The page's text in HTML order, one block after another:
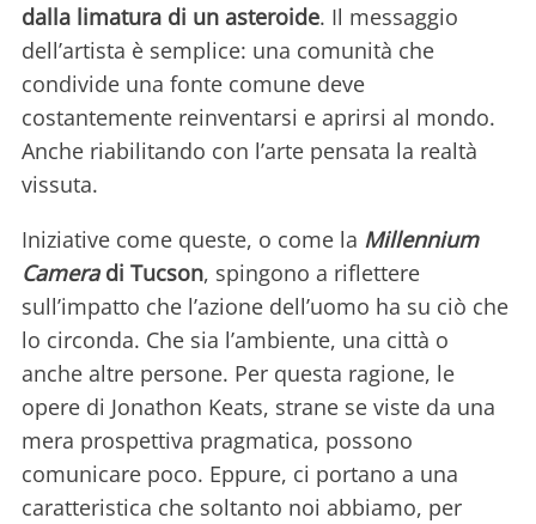
dalla limatura di un asteroide. Il messaggio
dell’artista è semplice: una comunità che
condivide una fonte comune deve
costantemente reinventarsi e aprirsi al mondo.
Anche riabilitando con l’arte pensata la realtà
vissuta.
Iniziative come queste, o come la Millennium
Cameradi Tucson, spingono a riflettere
sull’impatto che l’azione dell’uomo ha su ciò che
lo circonda. Che sia l’ambiente, una città o
anche altre persone. Per questa ragione, le
opere di Jonathon Keats, strane se viste da una
mera prospettiva pragmatica, possono
comunicare poco. Eppure, ci portano a una
caratteristica che soltanto noi abbiamo, per